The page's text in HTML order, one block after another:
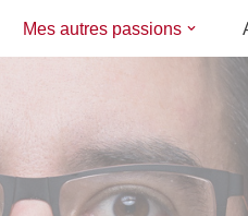
Mes autres passions